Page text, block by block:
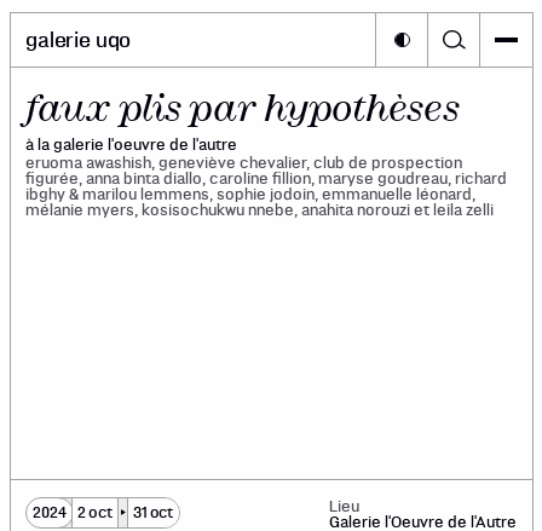
galerie uqo
faux plis par hypothèses
à la galerie l'oeuvre de l'autre
eruoma awashish, geneviève chevalier, club de prospection
figurée, anna binta diallo, caroline fillion, maryse goudreau, richard
ibghy & marilou lemmens, sophie jodoin, emmanuelle léonard,
mélanie myers, kosisochukwu nnebe, anahita norouzi et leila zelli
2024 2 oct 31 oct
Lieu
Galerie l'Oeuvre de l'Autre